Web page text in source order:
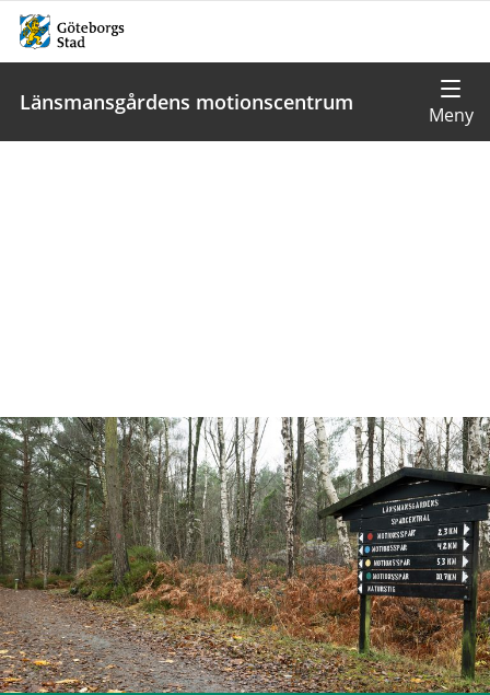
Länsmansgårdens motionscentrum